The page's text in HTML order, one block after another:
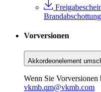
Vorversionen
Akkordeonelement
Wenn Sie Vorversionen
vkmb.qm@vkmb.com